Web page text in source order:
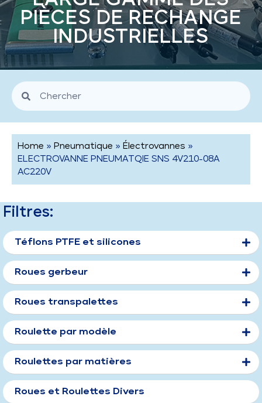
PIÈCES DE RECHANGE
INDUSTRIELLES
Home » Pneumatique » Électrovannes »
ELECTROVANNE PNEUMATQIE SNS 4V210-08A
AC220V
Filtres:
Téflons PTFE et silicones
Roues gerbeur
Roues transpalettes
Roulette par modèle
Roulettes par matières
Roues et Roulettes Divers